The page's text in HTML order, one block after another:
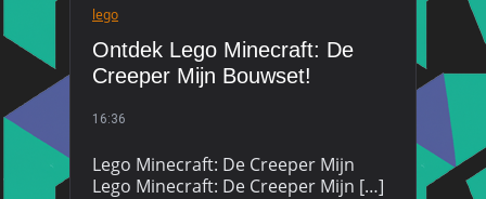
lego
Ontdek Lego Minecraft: De
Creeper Mijn Bouwset!
16:36
Lego Minecraft: De Creeper Mijn
Lego Minecraft: De Creeper Mijn […]